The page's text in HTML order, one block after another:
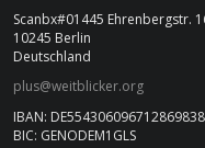
Scanbx#01445 Ehrenbergstr.
10245 Berlin
Deutschland
plus@weitblicker.org
IBAN:
BIC: GENODEM1GLS